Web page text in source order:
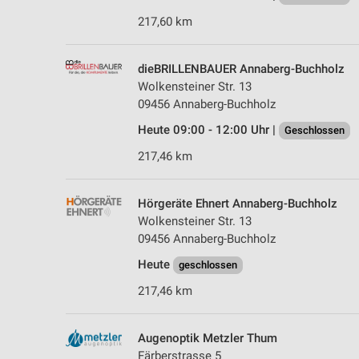
217,60 km
dieBRILLENBAUER Annaberg-Buchholz
Wolkensteiner Str. 13
09456 Annaberg-Buchholz
Heute 09:00 - 12:00 Uhr |
Geschlossen
217,46 km
Hörgeräte Ehnert Annaberg-Buchholz
Wolkensteiner Str. 13
09456 Annaberg-Buchholz
Heute
geschlossen
217,46 km
Augenoptik Metzler Thum
Färberstrasse 5